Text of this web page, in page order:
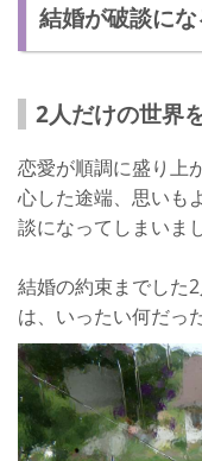
相手の親の性格をよ
自分の親をおさえる
結婚が破談になる理由
結婚が破談に
2人だけの世界
恋愛が順調に盛り上
心した途端、思いも
談になってしまいまし
結婚の約束までした
は、いったい何だっ